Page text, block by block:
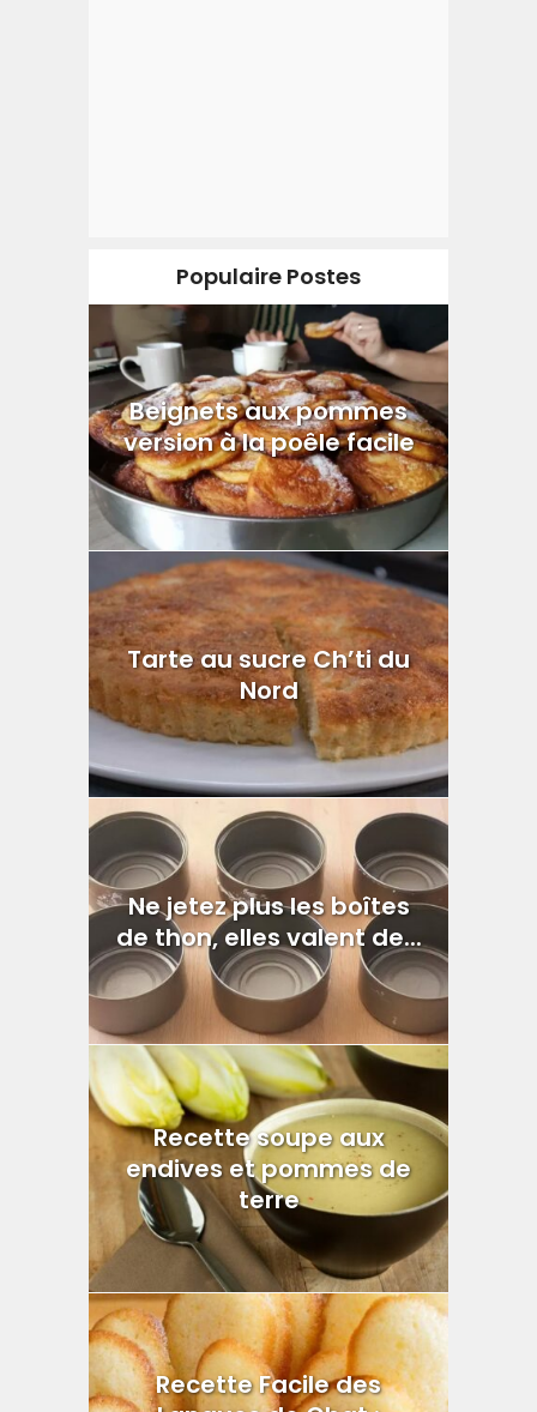
Populaire Postes
Beignets aux pommes
version à la poêle facile
Tarte au sucre Ch’ti du
Nord
Ne jetez plus les boîtes
de thon, elles valent de...
Recette soupe aux
endives et pommes de
terre
Recette Facile des